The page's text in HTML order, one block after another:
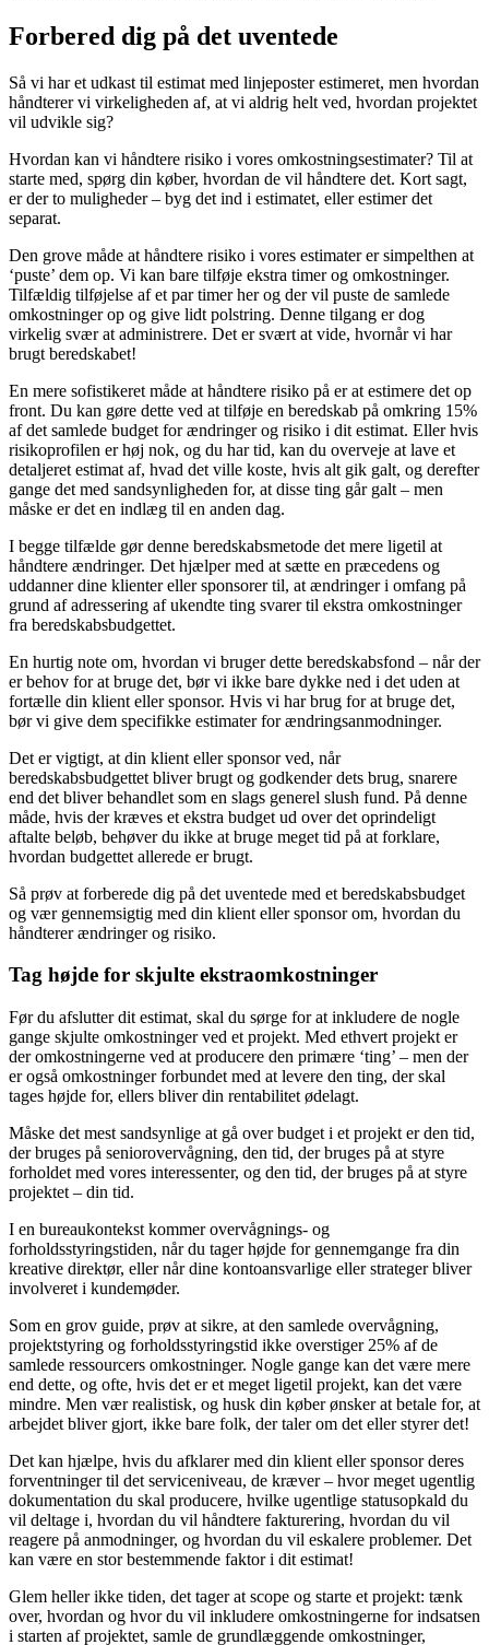
Forbered dig på det uventede
Så vi har et udkast til estimat med linjeposter estimeret, men hvordan
håndterer vi virkeligheden af, at vi aldrig helt ved, hvordan projektet
vil udvikle sig?
Hvordan kan vi håndtere risiko i vores omkostningsestimater? Til at
starte med, spørg din køber, hvordan de vil håndtere det. Kort sagt,
er der to muligheder – byg det ind i estimatet, eller estimer det
separat.
Den grove måde at håndtere risiko i vores estimater er simpelthen at
‘puste’ dem op. Vi kan bare tilføje ekstra timer og omkostninger.
Tilfældig tilføjelse af et par timer her og der vil puste de samlede
omkostninger op og give lidt polstring. Denne tilgang er dog
virkelig svær at administrere. Det er svært at vide, hvornår vi har
brugt beredskabet!
En mere sofistikeret måde at håndtere risiko på er at estimere det op
front. Du kan gøre dette ved at tilføje en beredskab på omkring 15%
af det samlede budget for ændringer og risiko i dit estimat. Eller hvis
risikoprofilen er høj nok, og du har tid, kan du overveje at lave et
detaljeret estimat af, hvad det ville koste, hvis alt gik galt, og derefter
gange det med sandsynligheden for, at disse ting går galt – men
måske er det en indlæg til en anden dag.
I begge tilfælde gør denne beredskabsmetode det mere ligetil at
håndtere ændringer. Det hjælper med at sætte en præcedens og
uddanner dine klienter eller sponsorer til, at ændringer i omfang på
grund af adressering af ukendte ting svarer til ekstra omkostninger
fra beredskabsbudgettet.
En hurtig note om, hvordan vi bruger dette beredskabsfond – når der
er behov for at bruge det, bør vi ikke bare dykke ned i det uden at
fortælle din klient eller sponsor. Hvis vi har brug for at bruge det,
bør vi give dem specifikke estimater for ændringsanmodninger.
Det er vigtigt, at din klient eller sponsor ved, når
beredskabsbudgettet bliver brugt og godkender dets brug, snarere
end det bliver behandlet som en slags generel slush fund. På denne
måde, hvis der kræves et ekstra budget ud over det oprindeligt
aftalte beløb, behøver du ikke at bruge meget tid på at forklare,
hvordan budgettet allerede er brugt.
Så prøv at forberede dig på det uventede med et beredskabsbudget
og vær gennemsigtig med din klient eller sponsor om, hvordan du
håndterer ændringer og risiko.
Tag højde for skjulte ekstraomkostninger
Før du afslutter dit estimat, skal du sørge for at inkludere de nogle
gange skjulte omkostninger ved et projekt. Med ethvert projekt er
der omkostningerne ved at producere den primære ‘ting’ – men der
er også omkostninger forbundet med at levere den ting, der skal
tages højde for, ellers bliver din rentabilitet ødelagt.
Måske det mest sandsynlige at gå over budget i et projekt er den tid,
der bruges på seniorovervågning, den tid, der bruges på at styre
forholdet med vores interessenter, og den tid, der bruges på at styre
projektet – din tid.
I en bureaukontekst kommer overvågnings- og
forholdsstyringstiden, når du tager højde for gennemgange fra din
kreative direktør, eller når dine kontoansvarlige eller strateger bliver
involveret i kundemøder.
Som en grov guide, prøv at sikre, at den samlede overvågning,
projektstyring og forholdsstyringstid ikke overstiger 25% af de
samlede ressourcers omkostninger. Nogle gange kan det være mere
end dette, og ofte, hvis det er et meget ligetil projekt, kan det være
mindre. Men vær realistisk, og husk din køber ønsker at betale for, at
arbejdet bliver gjort, ikke bare folk, der taler om det eller styrer det!
Det kan hjælpe, hvis du afklarer med din klient eller sponsor deres
forventninger til det serviceniveau, de kræver – hvor meget ugentlig
dokumentation du skal producere, hvilke ugentlige statusopkald du
vil deltage i, hvordan du vil håndtere fakturering, hvordan du vil
reagere på anmodninger, og hvordan du vil eskalere problemer. Det
kan være en stor bestemmende faktor i dit estimat!
Glem heller ikke tiden, det tager at scope og starte et projekt: tænk
over, hvordan og hvor du vil inkludere omkostningerne for indsatsen
i starten af projektet, samle de grundlæggende omkostninger,